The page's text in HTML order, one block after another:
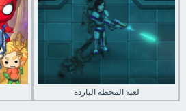
لعبة المحطة الباردة